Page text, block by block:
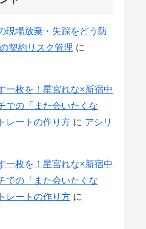
現場放棄・失踪をどう防
契約リスク管理 に
一枚を！星宮れな×新宿中
での「また会いたくな
レートの作り方 に アシリ
一枚を！星宮れな×新宿中
での「また会いたくな
レートの作り方 に